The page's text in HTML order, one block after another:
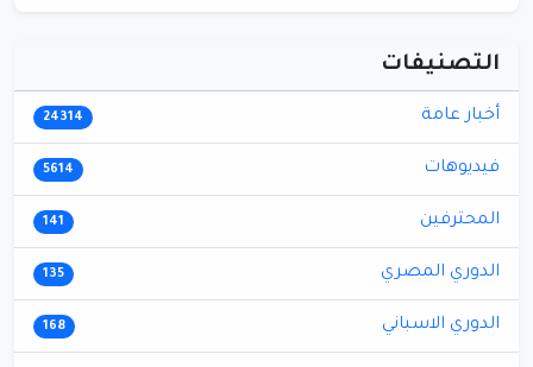
التصنيفات
أخبار عامة 24314
فيديوهات 5614
المحترفين 141
الدوري المصري 135
الدوري الاسباني 168